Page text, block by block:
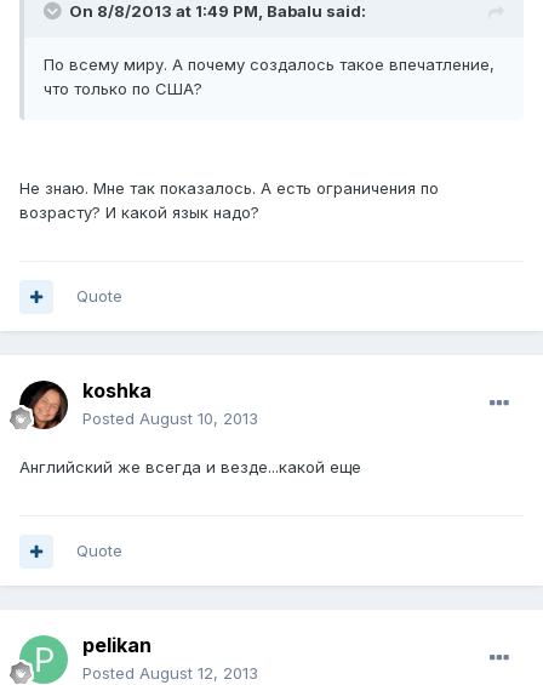
On 8/8/2013 at 1:49 PM, Babalu said:
По всему миру. А почему создалось такое впечатление,
что только по США?
Не знаю. Мне так показалось. А есть ограничения по
возрасту? И какой язык надо?
Quote
koshka
Posted August 10, 2013
Английский же всегда и везде...какой еще
Quote
pelikan
Posted August 12, 2013